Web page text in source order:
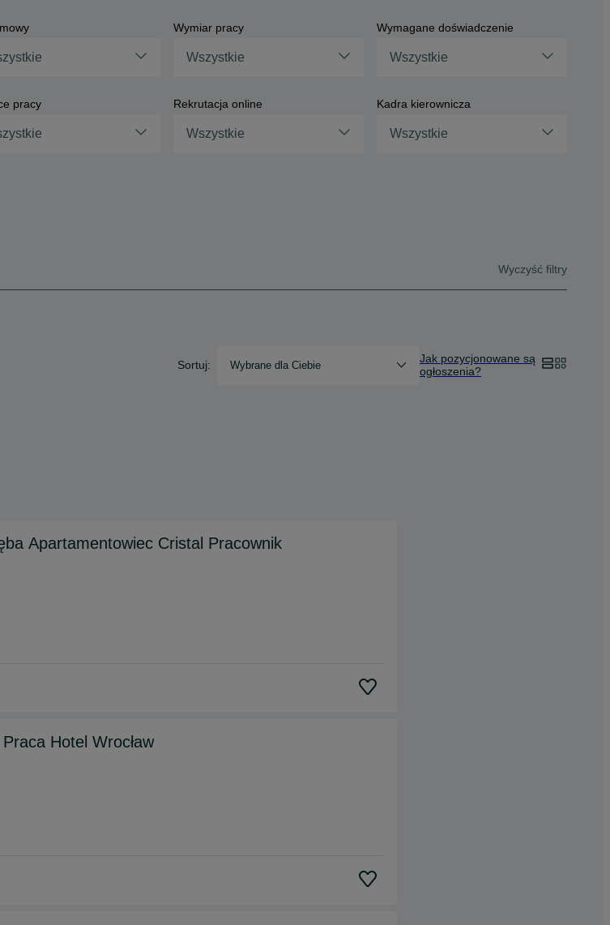
Wymiar pracy
Wszystkie
Wymagane doświadczenie
Wszystkie
pracy Rekrutacja online
Wszystkie
Kadra kierownicza
Wszystkie
Wyczyść filtry
Sortuj: Wybrane dla Ciebie
Jak pozycjonowane są
ogłoszenia?
Apartamentowiec Cristal Pracownik
Hotel Wrocław